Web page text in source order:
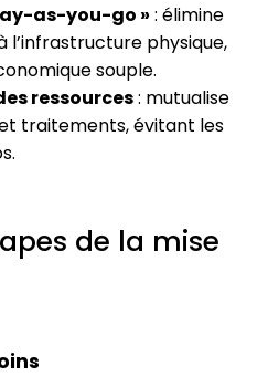
as-you-go » : élimine
l’infrastructure physique,
souple.
ressources: mutualise
traitements, évitant les
de la mise